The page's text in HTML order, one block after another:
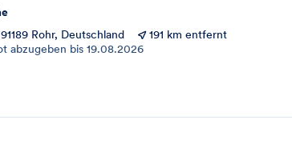
Rohr, Deutschland
191 km entfernt
abzugeben bis 19.08.2026